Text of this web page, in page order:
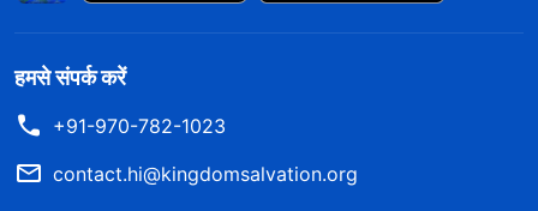
हमसे संपर्क करें
+91-970-782-1023
contact.hi@kingdomsalvation.org